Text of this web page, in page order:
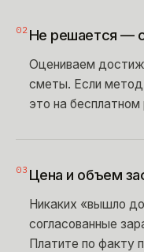
02 Не решается —
Оцениваем
сметы. Если метод
это на бесплатном
03 Цена и объем
Никаких «вышло
согласованные
Платите по факту